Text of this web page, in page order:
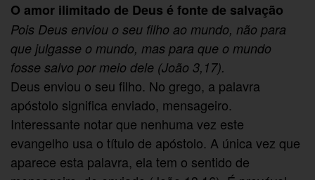
O amor ilimitado de Deus é fonte de salvação
Pois Deus enviou o seu filho ao mundo, não para
que julgasse o mundo, mas para que o mundo
fosse salvo por meio dele (João 3,17).
Deus enviou o seu filho. No grego, a palavra
apóstolo significa enviado, mensageiro.
Interessante notar que nenhuma vez este
evangelho usa o título de apóstolo. A única vez que
aparece esta palavra, ela tem o sentido de